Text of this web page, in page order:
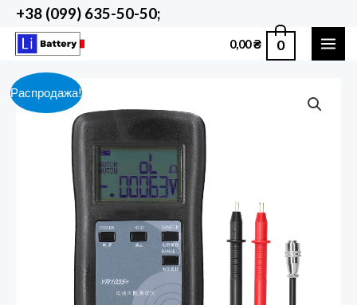
Перейти
содержимому
+38 (099) 635-50-50;
0,00₴ 0
Распродажа!